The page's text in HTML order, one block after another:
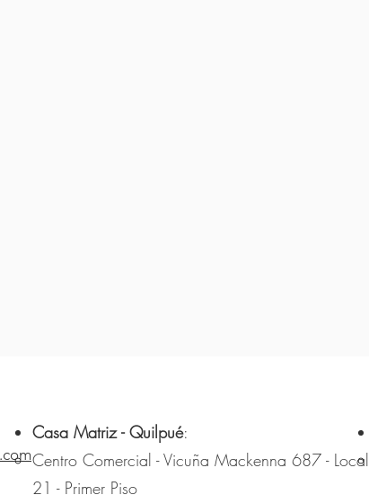
Casa Matriz - Quilpué:
Centro Comercial - Vicuña Mackenna 687 - Local
21 - Primer Piso